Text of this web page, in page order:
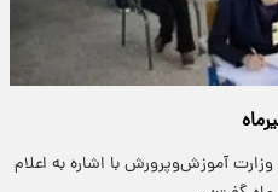
آموزش‌وپرورش با اشاره به اعلام